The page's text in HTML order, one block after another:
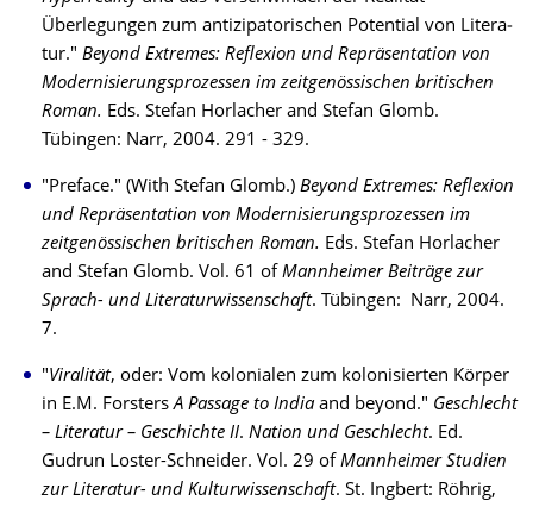
Überlegungen zum antizipatorischen Potential von Lite­ra­
tur." Beyond Extremes: Reflexion und Repräsentation von
Moderni­sie­rungs­prozessen im zeit­genössischen britischen
Roman. Eds. Stefan Horlacher and Stefan Glomb.
Tübingen: Narr, 2004. 291 - 329.
"Preface." (With Stefan Glomb.) Beyond Extremes: Reflexion
und Reprä­sen­ta­tion von Modernisierungsprozessen im
zeitgenössischen britischen Roman. Eds. Stefan Hor­la­cher
and Stefan Glomb. Vol. 61 of Mannheimer Beiträge zur
Sprach- und Litera­tur­wis­sen­schaft. Tü­bin­gen: Narr, 2004.
7.
"Viralität, oder: Vom kolonialen zum kolonisierten Körper
in E.M. ForstersA Pas­sage to Indiaand beyond." Ge­schlecht
– Literatur – Ge­schichte II. Nation und Geschlecht. Ed.
Gudrun Loster-Schneider. Vol. 29 of Mannheimer Stu­dien
zur Literatur- und Kul­tur­wis­senschaft. St. Ingbert: Röhrig,